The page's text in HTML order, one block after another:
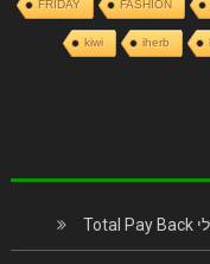
FASHION
FRIDAY
iherb
kiwi